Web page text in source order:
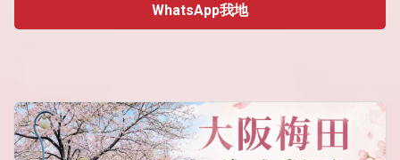
WhatsApp我地